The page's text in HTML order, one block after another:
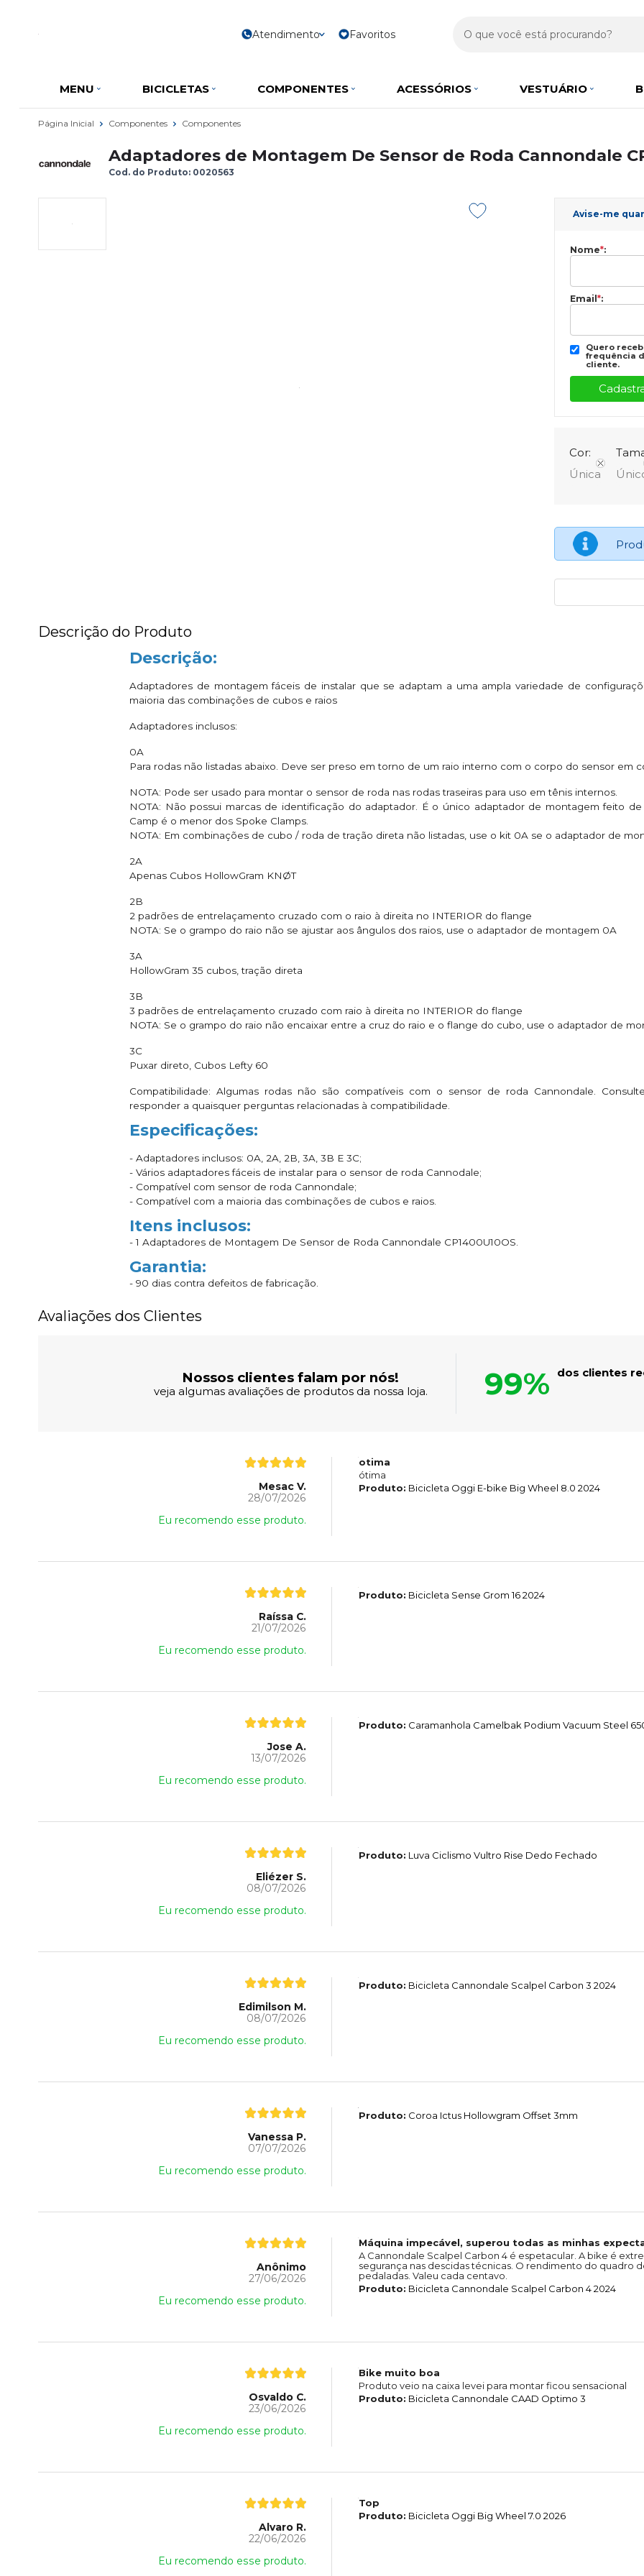
Atendimento Favoritos
MENU BICICLETAS COMPONENTES ACESSÓRIOS VESTUÁRIO
Página Inicial Componentes Componentes
Adaptadores de Montagem De Sensor de Roda Cannondale
Cod. do Produto: 0020563
Avise-me
Nome*:
Email *:
Quero
frequência
cliente.
Cor:
Única
Descrição do Produto
Descrição:
Adaptadores de montagem fáceis de instalar que se adaptam a uma ampla variedade de
maioria das combinações de cubos e raios
Adaptadores inclusos:
0A
Para rodas não listadas abaixo. Deve ser preso em torno de um raio interno com o corpo do sensor em
NOTA: Pode ser usado para montar o sensor de roda nas rodas traseiras para uso em tênis internos.
NOTA: Não possui marcas de identificação do adaptador. É o único adaptador de montagem feito
Camp é o menor dos Spoke Clamps.
NOTA: Em combinações de cubo / roda de tração direta não listadas, use o kit 0A se o adaptador de
2A
Apenas Cubos HollowGram KNØT
2B
2 padrões de entrelaçamento cruzado com o raio à direita no INTERIOR do flange
NOTA: Se o grampo do raio não se ajustar aos ângulos dos raios, use o adaptador de montagem 0A
3A
HollowGram 35 cubos, tração direta
3B
3 padrões de entrelaçamento cruzado com raio à direita no INTERIOR do flange
NOTA: Se o grampo do raio não encaixar entre a cruz do raio e o flange do cubo, use o adaptador de
3C
Puxar direto, Cubos Lefty 60
Compatibilidade: Algumas rodas não são compatíveis com o sensor de roda Cannondale.
responder a quaisquer perguntas relacionadas à compatibilidade.
Especificações:
- Adaptadores inclusos: 0A, 2A, 2B, 3A, 3B E 3C;
- Vários adaptadores fáceis de instalar para o sensor de roda Cannodale;
- Compatível com sensor de roda Cannondale;
- Compatível com a maioria das combinações de cubos e raios.
Itens inclusos:
- 1 Adaptadores de Montagem De Sensor de Roda Cannondale CP1400U10OS.
Garantia:
- 90 dias contra defeitos de fabricação.
Avaliações dos Clientes
Nossos clientes falam por nós!
veja algumas avaliações de produtos da nossa loja. 99% dos clientes
Mesac V.
28/07/2026
Eu recomendo esse produto.
otima
ótima
Produto: Bicicleta Oggi E-bike Big Wheel 8.0 2024
Raíssa C.
21/07/2026
Eu recomendo esse produto.
Produto: Bicicleta Sense Grom 16 2024
Jose A.
13/07/2026
Eu recomendo esse produto.
Produto: Caramanhola Camelbak Podium Vacuum Steel
Eliézer S.
08/07/2026
Eu recomendo esse produto.
Produto: Luva Ciclismo Vultro Rise Dedo Fechado
Edimilson M.
08/07/2026
Eu recomendo esse produto.
Produto: Bicicleta Cannondale Scalpel Carbon 3 2024
Vanessa P.
07/07/2026
Eu recomendo esse produto.
Produto: Coroa Ictus Hollowgram Offset 3mm
Anônimo
27/06/2026
Eu recomendo esse produto.
Máquina impecável, superou todas as minhas
A Cannondale Scalpel Carbon 4 é espetacular. A bike é
segurança nas descidas técnicas. O rendimento do quadro
pedaladas. Valeu cada centavo.
Produto: Bicicleta Cannondale Scalpel Carbon 4 2024
Osvaldo C.
23/06/2026
Eu recomendo esse produto.
Bike muito boa
Produto veio na caixa levei para montar ficou sensacional
Produto: Bicicleta Cannondale CAAD Optimo 3
Alvaro R.
22/06/2026
Eu recomendo esse produto.
Top
Produto: Bicicleta Oggi Big Wheel 7.0 2026